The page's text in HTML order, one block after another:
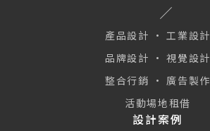
產品設計 · 工業設計
品牌設計 · 視覺設計
整合行銷 · 廣告製作
活動場地租借
設計案例